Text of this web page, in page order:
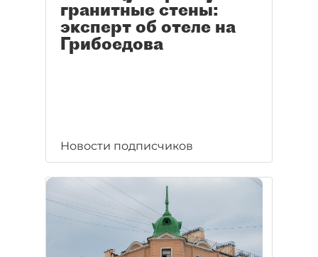
гранитные стены:
эксперт об отеле на
Грибоедова
Новости подписчиков